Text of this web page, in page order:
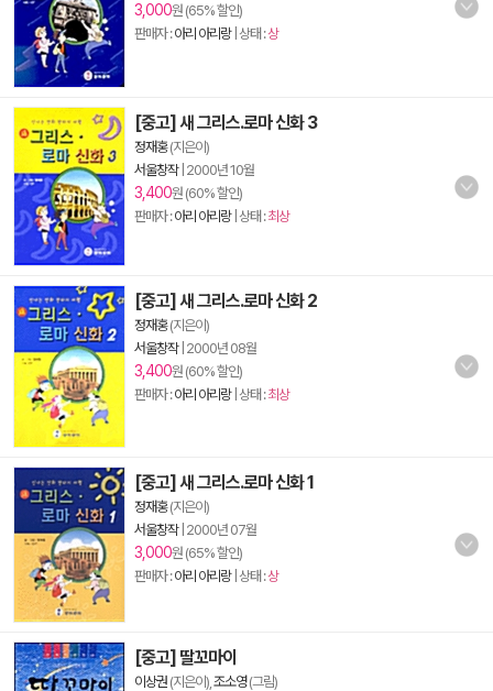
3,000원 (65% 할인)
판매자 :아리 아리랑| 상태 :상
[중고] 새 그리스.로마 신화 3
정재홍(지은이)
서울창작| 2000년 10월
3,400원 (60% 할인)
판매자 :아리 아리랑| 상태 :최상
[중고] 새 그리스.로마 신화 2
정재홍(지은이)
서울창작| 2000년 08월
3,400원 (60% 할인)
판매자 :아리 아리랑| 상태 :최상
[중고] 새 그리스.로마 신화 1
정재홍(지은이)
서울창작| 2000년 07월
3,000원 (65% 할인)
판매자 :아리 아리랑| 상태 :상
[중고] 딸꼬마이
이상권 (지은이), 조소영(그림)